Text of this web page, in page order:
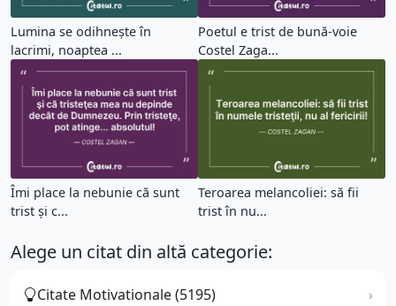
Lumina se odihneşte în
lacrimi, noaptea ...
Poetul e trist de bună-voie
Costel Zaga...
Îmi place la nebunie că sunt
trist şi c...
Teroarea melancoliei: să fii
trist în nu...
Alege un citat din altă categorie:
Citate Motivationale (5195)